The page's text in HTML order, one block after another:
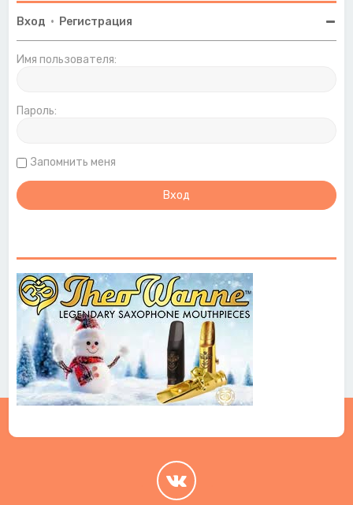
Вход • Регистрация
Имя пользователя:
Пароль:
Запомнить меня